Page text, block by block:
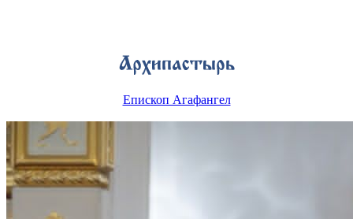
Епископ Агафангел